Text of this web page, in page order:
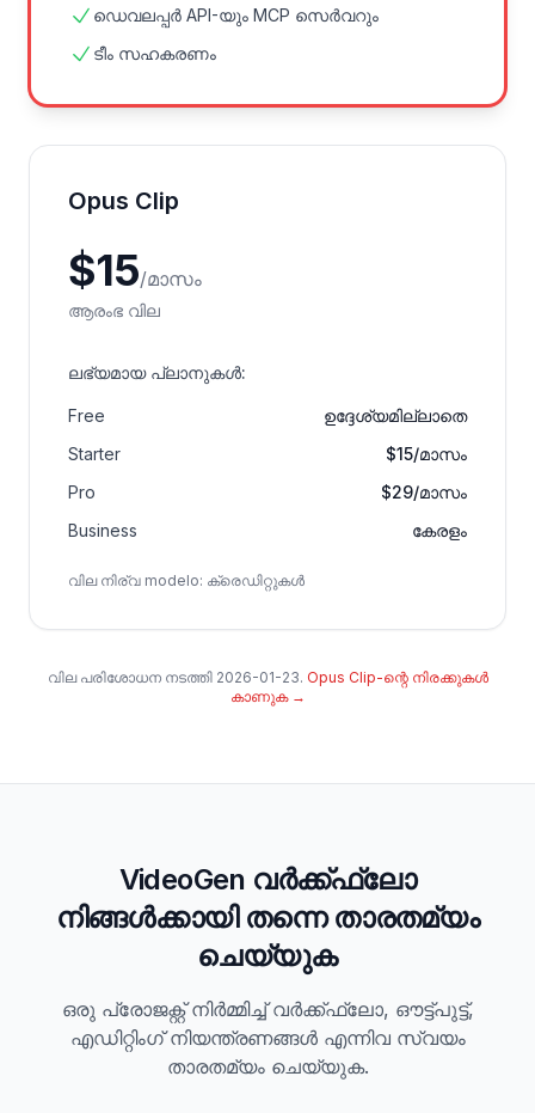
ഡെവലപ്പർ API-യും MCP സെർവറും
ടീം സഹകരണം
Opus Clip
$15/മാസം
ആരംഭ വില
ലഭ്യമായ പ്ലാനുകൾ:
Free
ഉദ്ദേശ്യമില്ലാതെ
Starter
$15/മാസം
Pro
$29/മാസം
Business
കേരളം
വില നിര്വ modelo: ക്രെഡിറ്റുകൾ
വില പരിശോധന നടത്തി 2026-01-23. Opus Clip-ന്റെ നിരക്കുകൾ
കാണുക →
VideoGen വർക്ക്ഫ്ലോ
നിങ്ങൾക്കായി തന്നെ താരതമ്യം
ചെയ്യുക
ഒരു പ്രോജക്റ്റ് നിർമ്മിച്ച് വർക്ക്ഫ്ലോ, ഔട്ട്‌പുട്ട്,
എഡിറ്റിംഗ് നിയന്ത്രണങ്ങൾ എന്നിവ സ്വയം
താരതമ്യം ചെയ്യുക.